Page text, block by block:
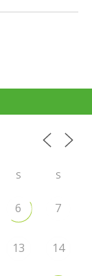
S S
6 7
13 14